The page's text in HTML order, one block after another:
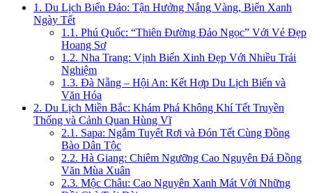
1. Du Lịch Biển Đảo: Tận Hưởng Nắng Vàng, Biển Xanh
Ngày Tết
1.1. Phú Quốc: “Thiên Đường Đảo Ngọc” Với Vẻ Đẹp
Hoang Sơ
1.2. Nha Trang: Vịnh Biển Xinh Đẹp Với Nhiều Trải
Nghiệm
1.3. Đà Nẵng – Hội An: Kết Hợp Du Lịch Biển và
Văn Hóa
2. Du Lịch Miền Bắc: Khám Phá Không Khí Tết Truyền
Thống và Cảnh Quan Hùng Vĩ
2.1. Sapa: Ngắm Tuyết Rơi và Đón Tết Cùng Đồng
Bào Dân Tộc
2.2. Hà Giang: Chiêm Ngưỡng Cao Nguyên Đá Đồng
Văn Mùa Xuân
2.3. Mộc Châu: Cao Nguyên Xanh Mát Với Những